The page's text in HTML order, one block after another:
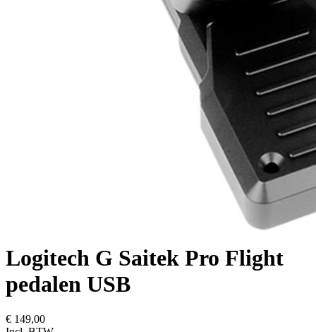
Logitech G Saitek Pro Flight
pedalen USB
€ 149,00